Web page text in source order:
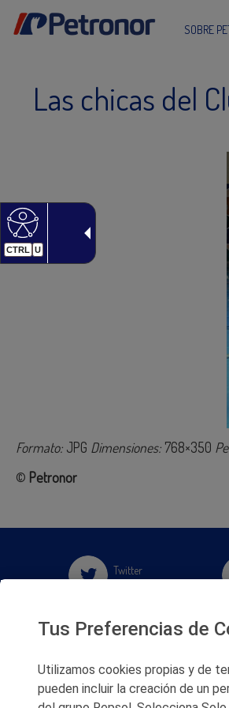
CTRL U
SOBRE
Las chicas del
Formato: JPG Dimensiones: 768×350
© Petronor
Twitter
Youtube
Tus Preferencias de
Utilizamos cookies propias y de
pueden incluir la creación de un